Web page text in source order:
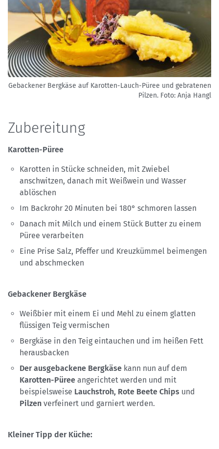
Gebackener Bergkäse auf Karotten-Lauch-Püree und gebratenen
Pilzen. Foto: Anja Hangl
Zubereitung
Karotten-Püree
Karotten in Stücke schneiden, mit Zwiebel
anschwitzen, danach mit Weißwein und Wasser
ablöschen
Im Backrohr 20 Minuten bei 180° schmoren lassen
Danach mit Milch und einem Stück Butter zu einem
Püree verarbeiten
Eine Prise Salz, Pfeffer und Kreuzkümmel beimengen
und abschmecken
Gebackener Bergkäse
Weißbier mit einem Ei und Mehl zu einem glatten
flüssigen Teig vermischen
Bergkäse in den Teig eintauchen und im heißen Fett
herausbacken
Der ausgebackene Bergkäse kann nun auf dem
Karotten-Püree angerichtet werden und mit
beispielsweise Lauchstroh, Rote Beete Chips und
Pilzen verfeinert und garniert werden.
Kleiner Tipp der Küche: